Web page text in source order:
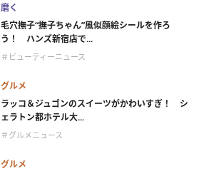
磨く
毛穴撫子“撫子ちゃん”風似顔絵シールを作ろ
う！ ハンズ新宿店で...
＃ビューティーニュース
グルメ
ラッコ＆ジュゴンのスイーツがかわいすぎ！ シ
ェラトン都ホテル大...
＃グルメニュース
グルメ